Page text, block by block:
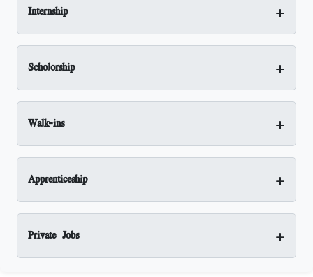
Internship +
Scholorship +
Walk-ins +
Apprenticeship +
Private Jobs +